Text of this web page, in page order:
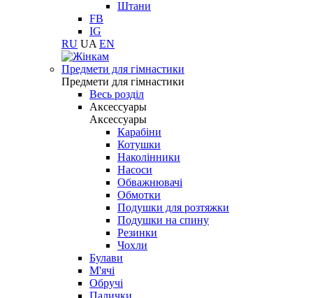
Штани
FB
IG
RU UA EN
Предмети для гімнастики
Предмети для гімнастики
Весь розділ
Аксессуары
Аксессуары
Карабіни
Котушки
Наколінники
Насоси
Обважнювачі
Обмотки
Подушки для розтяжки
Подушки на спину
Резинки
Чохли
Булави
М'ячі
Обручі
Палички